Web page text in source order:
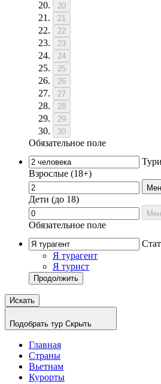
20
21
22
23
24
25
26
27
28
29
30
Обязательное поле
Взрослые (18+)
Дети (до 18)
Обязательное поле
Я турагент
Я турист
Продолжить
Искать
Подобрать тур Скрыть
Главная
Страны
Вьетнам
Курорты